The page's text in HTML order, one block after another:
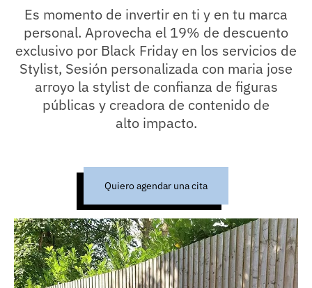
Es momento de invertir en ti y en tu marca
personal. Aprovecha el 19% de descuento
exclusivo por Black Friday en los servicios de
Stylist, Sesión personalizada con maria jose
arroyo la stylist de confianza de figuras
públicas y creadora de contenido de
alto impacto.
Quiero agendar una cita